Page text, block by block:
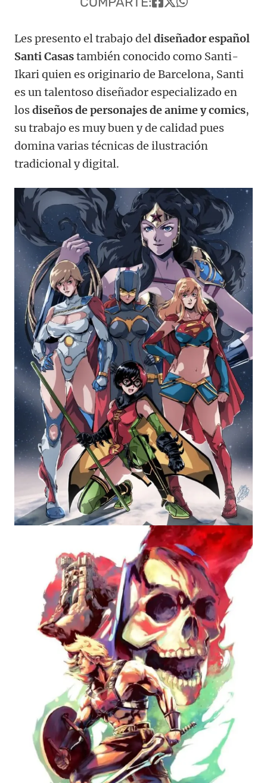
Les presento el trabajo deldiseñador español
Santi Casastambién conocido como Santi-
Ikari quien es originario de Barcelona, Santi
es un talentoso diseñador especializado en
losdiseños de personajes de anime y comics,
su trabajo es muy buen y de calidad pues
domina varias técnicas de ilustración
tradicional y digital.